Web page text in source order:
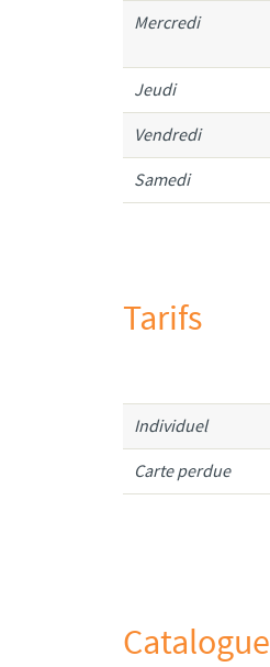
Mercredi
Jeudi
Vendredi
Samedi
Tarifs
Individuel
Carte perdue
Catalogue